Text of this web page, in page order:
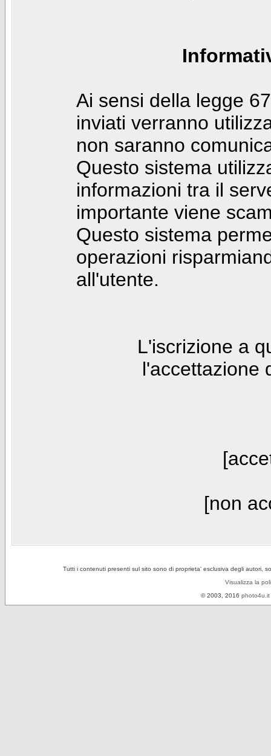
Ai sensi della legge
inviati verranno
non saranno
Questo sistema
informazioni tra il
importante viene
Questo sistema
operazioni
all'utente.
L'iscrizione a
l'accettazione
[non
Tutti i contenuti presenti sul sito sono di proprieta' esclusiva degli autori,
Visualizza la
© 2003, 2016 photo4u.it